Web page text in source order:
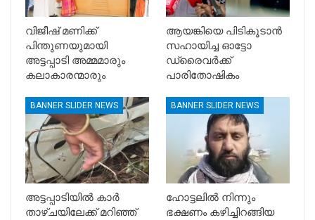
വിജീഷ് മണിക്ക്
പിന്തുണയുമായി
അട്ടപ്പാടി അമ്മമാരും
കലാകാരന്മാരും
ആയങ്കിയെ പിടികൂടാൻ
സഹായിച്ച ഓട്ടോ
ഡ്രൈവർക്ക്
പാരിതോഷികം
BANNER SLIDER NEWS
അട്ടപ്പാടിയിൽ കാര്‍
താഴ്ചയിലേക്ക് മറിഞ്ഞ്
BANNER SLIDER NEWS
ഹോട്ടലിൽ നിന്നും
ഭക്ഷണം കഴിച്ചിറങ്ങിയ